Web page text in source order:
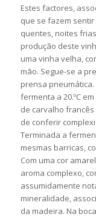
Estes factores,
que se fazem sentir
quentes, noites
produção deste
uma vinha velha,
mão. Segue-se a
prensa
fermenta a 20.ºC
de carvalho francês
de conferir
Terminada a
mesmas barricas,
Com uma cor
aroma complexo,
assumidamente
mineralidade,
da madeira. Na